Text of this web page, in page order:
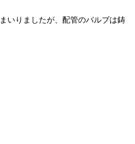
いりましたが、配管のバルブは鋳